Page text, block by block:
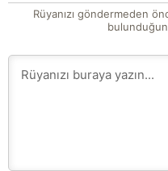
Rüyanızı göndermeden